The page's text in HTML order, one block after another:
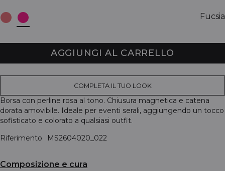
Fucsia
AGGIUNGI AL CARRELLO
COMPLETA IL TUO LOOK
Borsa con perline rosa al tono. Chiusura magnetica e catena
dorata amovibile. Ideale per eventi serali, aggiungendo un tocco
sofisticato e colorato a qualsiasi outfit.
Riferimento
MS2604020_022
Composizione e cura